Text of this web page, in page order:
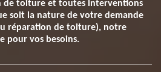
de toiture et toutes interventions
soit la nature de votre demande
réparation de toiture), notre
pour vos besoins.